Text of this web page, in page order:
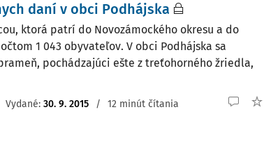
daní v obci Podhájska
ktorá patrí do Novozámockého okresu a do
1 043 obyvateľov. V obci Podhájska sa
pochádzajúci ešte z treťohorného žriedla,
Vydané: 30. 9. 2015 / 12 minút čítania